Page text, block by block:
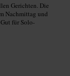
Gerichten. Die
Nachmittag und
für Solo-